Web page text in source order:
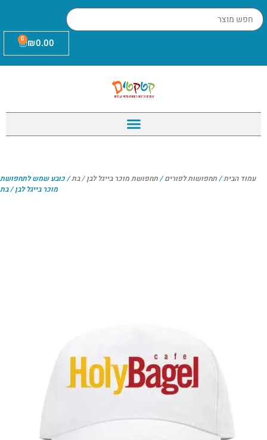
₪0.00
0
עמוד הבית/תחפושות לפורים/תחפושת מוכר בייגל לבן / בת/ כובע שמש לתחפושת
מוכר בייגל לבן / בת